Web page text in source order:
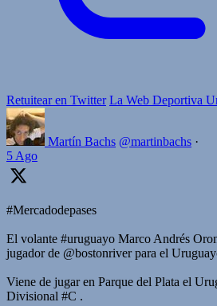
Retuitear en Twitter La Web Deportiva
Martín Bachs @martinbachs ·
5 Ago
#Mercadodepases
El volante #uruguayo Marco Andrés
jugador de @bostonriver para el
Viene de jugar en Parque del Plata el
Divisional #C .